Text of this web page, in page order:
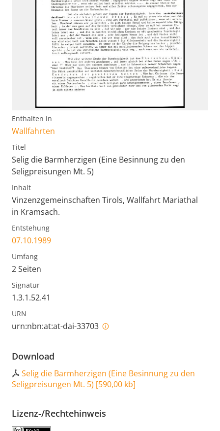
Enthalten in
Wallfahrten
Titel
Selig die Barmherzigen (Eine Besinnung zu den
Seligpreisungen Mt. 5)
Inhalt
Vinzenzgemeinschaften Tirols, Wallfahrt Mariathal
in Kramsach.
Entstehung
07.10.1989
Umfang
2 Seiten
Signatur
1.3.1.52.41
URN
urn:nbn:at:at-dai-33703
Download
Selig die Barmherzigen (Eine Besinnung zu den
Seligpreisungen Mt. 5) [590,00 kb]
Lizenz-/Rechtehinweis